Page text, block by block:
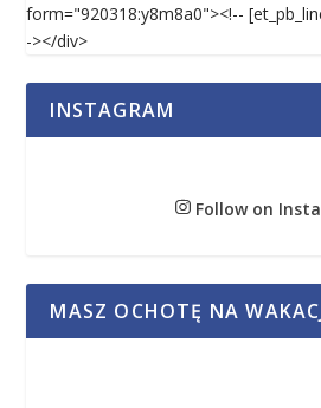
form="920318:y8m8a0"><!--
-></div>
INSTAGRAM
Follow on
MASZ OCHOTĘ NA